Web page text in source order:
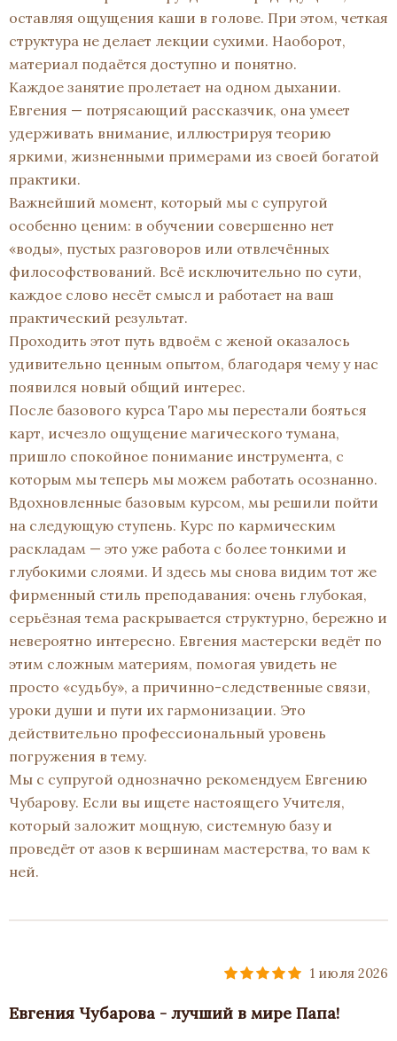
оставляя ощущения каши в голове. При этом, четкая
структура не делает лекции сухими. Наоборот,
материал подаётся доступно и понятно.
Каждое занятие пролетает на одном дыхании.
Евгения — потрясающий рассказчик, она умеет
удерживать внимание, иллюстрируя теорию
яркими, жизненными примерами из своей богатой
практики.
Важнейший момент, который мы с супругой
особенно ценим: в обучении совершенно нет
«воды», пустых разговоров или отвлечённых
философствований. Всё исключительно по сути,
каждое слово несёт смысл и работает на ваш
практический результат.
Проходить этот путь вдвоём с женой оказалось
удивительно ценным опытом, благодаря чему у нас
появился новый общий интерес.
После базового курса Таро мы перестали бояться
карт, исчезло ощущение магического тумана,
пришло спокойное понимание инструмента, с
которым мы теперь мы можем работать осознанно.
Вдохновленные базовым курсом, мы решили пойти
на следующую ступень. Курс по кармическим
раскладам — это уже работа с более тонкими и
глубокими слоями. И здесь мы снова видим тот же
фирменный стиль преподавания: очень глубокая,
серьёзная тема раскрывается структурно, бережно и
невероятно интересно. Евгения мастерски ведёт по
этим сложным материям, помогая увидеть не
просто «судьбу», а причинно-следственные связи,
уроки души и пути их гармонизации. Это
действительно профессиональный уровень
погружения в тему.
Мы с супругой однозначно рекомендуем Евгению
Чубарову. Если вы ищете настоящего Учителя,
который заложит мощную, системную базу и
проведёт от азов к вершинам мастерства, то вам к
ней.
1 июля 2026
Евгения Чубарова - лучший в мире Папа!